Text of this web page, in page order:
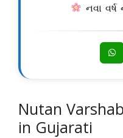
નવા
Nutan
in Gujarati